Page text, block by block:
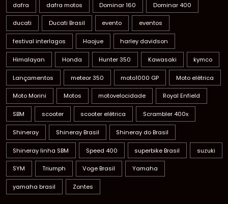
dafra dafra motos Dominar 160 Dominar 400
ducati Ducati Brasil evento eventos
festival interlagos Haojue harley davidson
Himalayan Honda Hunter 350 Kawasaki kymco
Lançamentos meteor 350 moto1000 GP Moto elétrica
Moto Morini Motos motovelocidade Royal Enfield
SBM scooter scooter elétrica Scrambler 400x
Shineray Shineray Brasil Shineray do Brasil
Shineray linha SBM Speed 400 superbike Brasil suzuki
SYM Triumph Voge Brasil Yamaha
yamaha brasil Zontes